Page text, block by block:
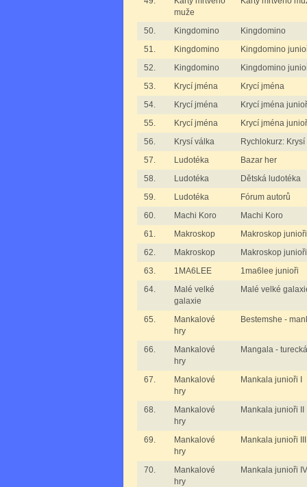
muže
50. Kingdomino
Kingdomino
51.
Kingdomino
Kingdomino
52.
Kingdomino
Kingdomino
53.
Krycí jména
Krycí jména
54.
Krycí jména
Krycí jména
55.
Krycí jména
Krycí jména
56.
Krysí válka
Rychlokurz:
57.
Ludotéka
Bazar her
58.
Ludotéka
Dětská ludotéka
59.
Ludotéka
Fórum autorů
60.
Machi Koro
Machi Koro
61.
Makroskop
Makroskop
62.
Makroskop
Makroskop
63.
1MA6LEE
1ma6lee junioři
64.
Malé velké
galaxie
Malé velké
65.
Mankalové
hry
Bestemshe -
66.
Mankalové
hry
Mangala -
67.
Mankalové
hry
Mankala junioři I
68.
Mankalové
hry
Mankala junioři II
69.
Mankalové
hry
Mankala junioři III
70.
Mankalové
hry
Mankala junioři IV